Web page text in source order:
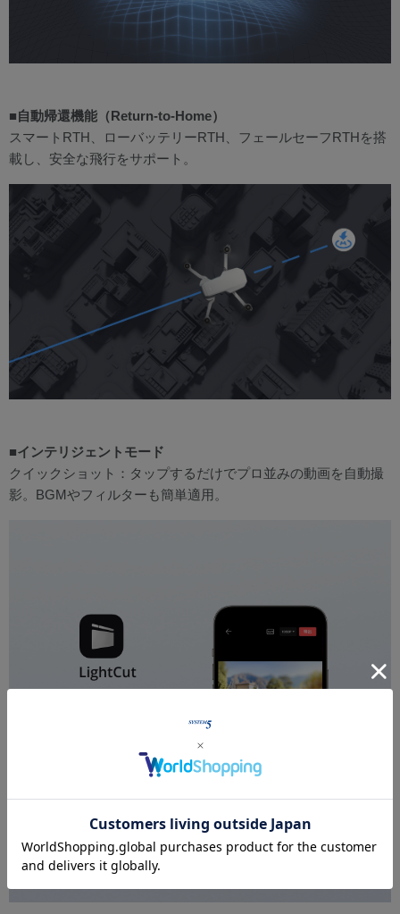
■自動帰還機能（Return-to-Home）
スマートRTH、ローバッテリーRTH、フェールセーフRTHを搭
載し、安全な飛行をサポート。
■インテリジェントモード
クイックショット：タップするだけでプロ並みの動画を自動撮
影。BGMやフィルターも簡単適用。